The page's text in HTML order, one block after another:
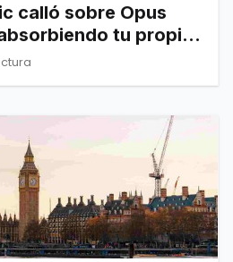
calló sobre Opus
tu propia